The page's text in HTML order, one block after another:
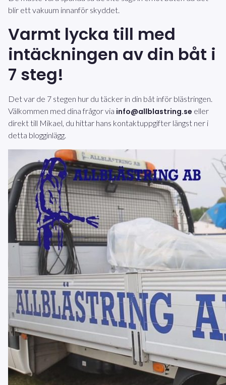
blir ett vakuum innanför skyddet.
Varmt lycka till med
intäckningen av din båt i
7 steg!
Det var de 7 stegen hur du täcker in din båt inför blästringen.
Välkommen med dina frågor via info@allblastring.se eller
direkt till Mikael, du hittar hans kontaktuppgifter längst ner i
detta blogginlägg.